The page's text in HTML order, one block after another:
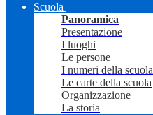
Scuola
Panoramica
Presentazione
I luoghi
Le persone
I numeri della scuola
Le carte della scuola
Organizzazione
La storia